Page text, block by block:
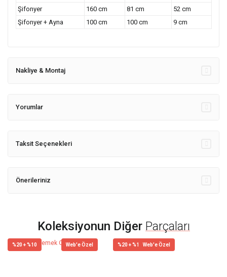
Şifonyer
160 cm 81 cm
52 cm
Şifonyer + Ayna
100 cm 100 cm 9 cm
Nakliye & Montaj
Yorumlar
Taksit Seçenekleri
Önerileriniz
Koleksiyonun Diğer Parçaları
%20 + %10 Web'e Özel %20 + %10 Web'e Özel